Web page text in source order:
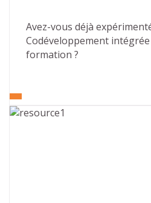
Avez-vous déjà
Codéveloppement
formation ?